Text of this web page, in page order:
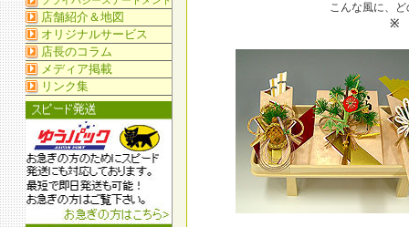
こんな風に、
※